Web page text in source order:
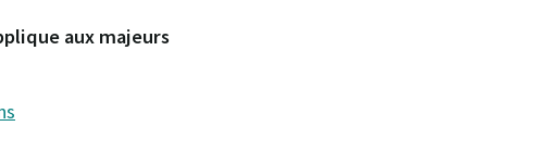
aux majeurs